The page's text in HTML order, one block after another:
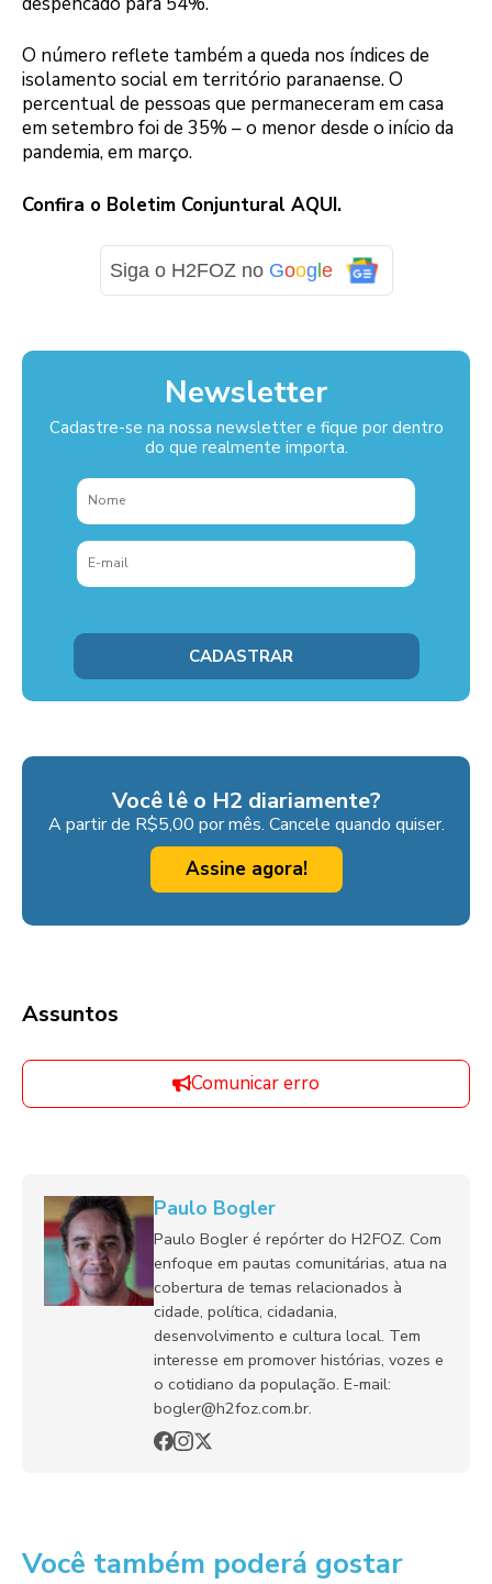
O número reflete também a queda nos índices de
isolamento social em território paranaense. O
percentual de pessoas que permaneceram em casa
em setembro foi de 35% – o menor desde o início da
pandemia, em março.
Confira o Boletim Conjuntural AQUI.
Siga o H2FOZ no Goog e
Newsletter
Cadastre-se na nossa newsletter e fique por dentro
do que realmente importa.
Você lê o H2 diariamente?
A partir de R$5,00 por mês. Cancele quando quiser.
Assine agora!
Assuntos
Comunicar erro
Paulo Bogler
Paulo Bogler é repórter do H2FOZ. Com
enfoque em pautas comunitárias, atua na
cobertura de temas relacionados à
cidade, política, cidadania,
desenvolvimento e cultura local. Tem
interesse em promover histórias, vozes e
o cotidiano da população. E-mail:
bogler@h2foz.com.br.
Você também poderá gostar